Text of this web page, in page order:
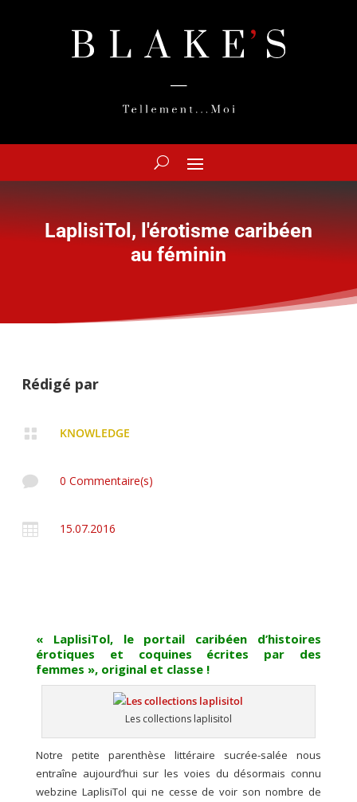
LaplisiTol, l'érotisme caribéen
au féminin
Rédigé par
 KNOWLEDGE
 0 Commentaire(s)
 15.07.2016
« LaplisiTol, le portail caribéen d’histoires
érotiques et coquines écrites par des
femmes », original et classe !
Les collections laplisitol
Notre petite parenthèse littéraire sucrée-salée nous
entraîne aujourd’hui sur les voies du désormais connu
webzine LaplisiTol qui ne cesse de voir son nombre de